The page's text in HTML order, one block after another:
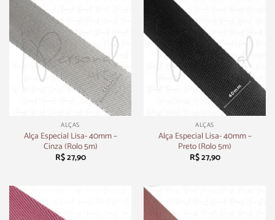
ALÇAS
Alça Especial Lisa- 40mm –
Cinza (Rolo 5m)
R$27,90
ALÇAS
Alça Especial Lisa- 40mm –
Preto (Rolo 5m)
R$27,90